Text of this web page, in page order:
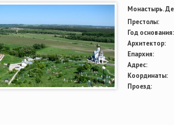
Монастырь.
Престолы:
Год основания:
Архитектор:
Епархия:
Адрес:
Координаты:
Проезд: